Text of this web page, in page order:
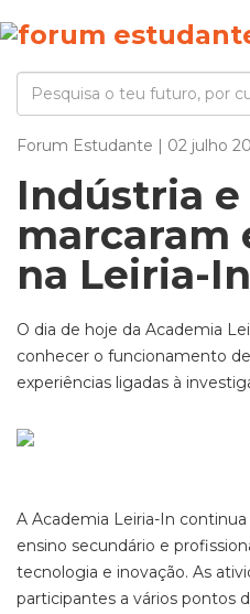
Forum Estudante | 02 julho
Indústria e
marcaram
na Leiria-In
O dia de hoje da Academia
conhecer o funcionamento
experiências ligadas à
A Academia Leiria-In
ensino secundário e
tecnologia e inovação. As
participantes a vários pontos